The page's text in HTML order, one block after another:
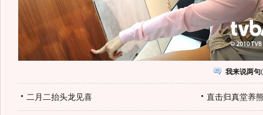
我来说两句(
二月二抬头龙见喜 直击归真堂养